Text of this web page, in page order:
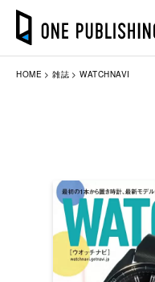
HOME 雑誌 WATCHNAVI